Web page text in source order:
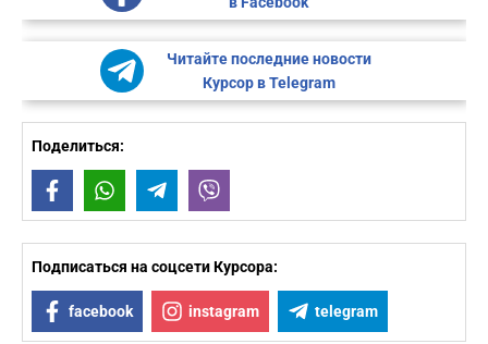
Читайте последние новости
Курсор в Telegram
Поделиться:
FacebookWhatsAppTelegram
Подписаться на соцсети Курсора:
facebook instagram telegram